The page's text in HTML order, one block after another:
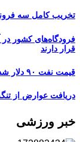
تخریب کامل سه فروند هواپیمای
فرودگاه‌های کشور در
قرار دارند
قیمت نفت ۹۰ دلار شد
دریافت عوارض از
خبر ورزشی